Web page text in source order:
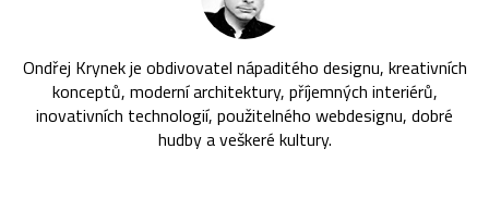
Ondřej Krynek je obdivovatel nápaditého designu, kreativních
konceptů, moderní architektury, příjemných interiérů,
inovativních technologií, použitelného webdesignu, dobré
hudby a veškeré kultury.